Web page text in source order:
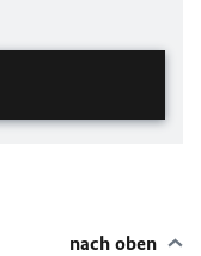
nach oben